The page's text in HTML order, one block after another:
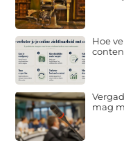
Hoe
mag